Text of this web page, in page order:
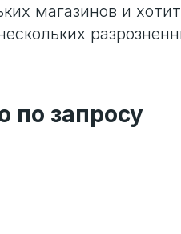
магазинов и
по запросу